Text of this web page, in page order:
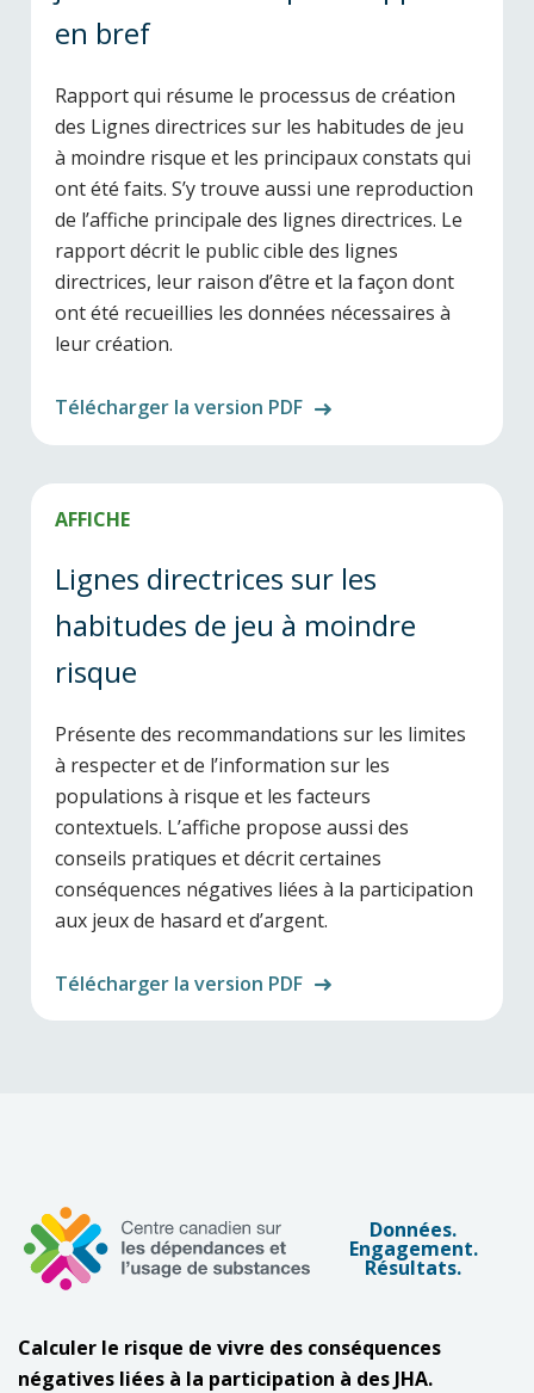
en bref
Rapport qui résume le processus de création
des Lignes directrices sur les habitudes de jeu
à moindre risque et les principaux constats qui
ont été faits. S’y trouve aussi une reproduction
de l’affiche principale des lignes directrices. Le
rapport décrit le public cible des lignes
directrices, leur raison d’être et la façon dont
ont été recueillies les données nécessaires à
leur création.
Télécharger la version PDF
AFFICHE
Lignes directrices sur les
habitudes de jeu à moindre
risque
Présente des recommandations sur les limites
à respecter et de l’information sur les
populations à risque et les facteurs
contextuels. L’affiche propose aussi des
conseils pratiques et décrit certaines
conséquences négatives liées à la participation
aux jeux de hasard et d’argent.
Télécharger la version PDF
Données.
Engagement.
Résultats.
Calculer le risque de vivre des conséquences
négatives liées à la participation à des JHA.